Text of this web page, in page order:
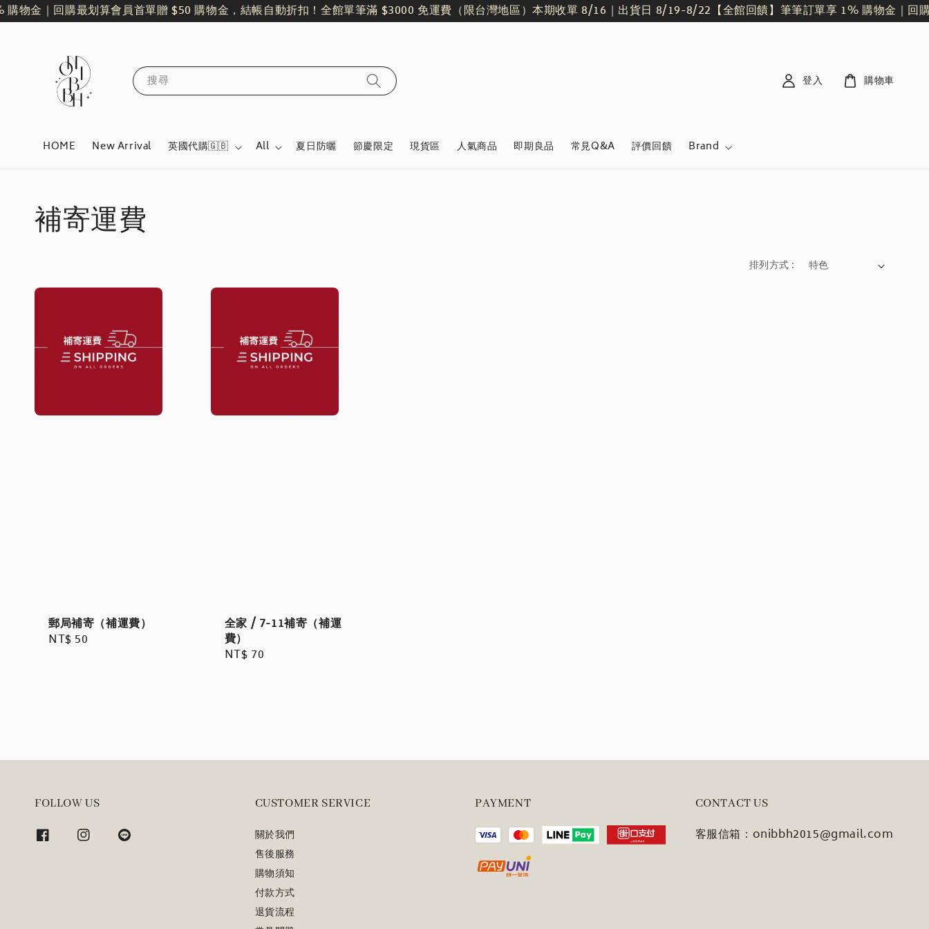
物金｜回購最划算會員首單贈 $50 購物金，結帳自動折扣！ 全館單筆滿 $3000 免運費（限台灣地區）本期收單 8/16｜出貨日 8/19-8/22【全館回饋】筆筆訂單享 1% 購物金｜回購
搜尋
HOME New Arrival 英國代購🇬🇧 All 夏日防曬 節慶限定 現貨區 人氣商品 即期良品 常見Q&A 評價回饋 Brand
登入 購物車
補寄運費
排列方式 :
郵局補寄（補運費）
Regular
NT$ 50
全家 / 7-11補寄（補運
費）
Regular
NT$ 70
FOLLOW US CUSTOMER SERVICE
關於我們
售後服務
購物須知
付款方式
退貨流程
PAYMENT CONTACT US
客服信箱：onibbh2015@gmail.com